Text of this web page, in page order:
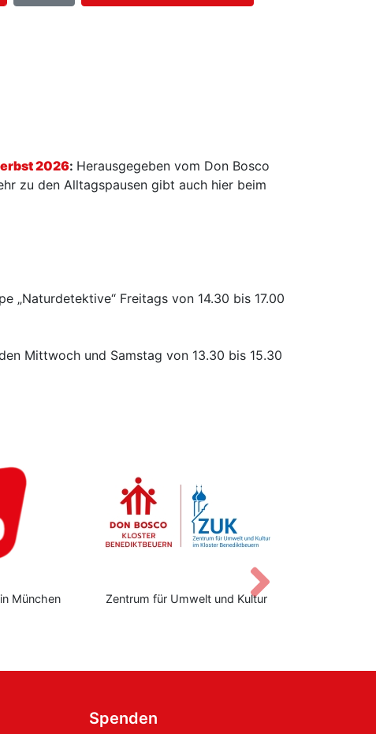
2026: Herausgegeben vom Don Bosco
zu den Alltagspausen gibt auch hier beim
„Naturdetektive“ Freitags von 14.30 bis 17.00
Mittwoch und Samstag von 13.30 bis 15.30
München Zentrum für Umwelt und Kultur
Spenden